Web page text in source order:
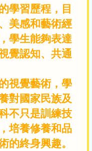
學習歷程，目
美感和藝術經
學生能夠表達
覺認知、共通
視覺藝術，學
對國家民族及
不只是訓練技
培養修養和品
的終身興趣。